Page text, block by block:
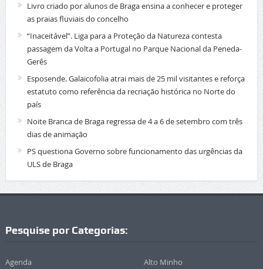
Livro criado por alunos de Braga ensina a conhecer e proteger
as praias fluviais do concelho
“Inaceitável”. Liga para a Proteção da Natureza contesta
passagem da Volta a Portugal no Parque Nacional da Peneda-
Gerês
Esposende. Galaicofolia atrai mais de 25 mil visitantes e reforça
estatuto como referência da recriação histórica no Norte do
país
Noite Branca de Braga regressa de 4 a 6 de setembro com três
dias de animação
PS questiona Governo sobre funcionamento das urgências da
ULS de Braga
Pesquise por Categorias:
Agenda Alto Minho